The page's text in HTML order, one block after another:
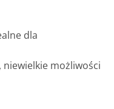
dla
niewielkie możliwości